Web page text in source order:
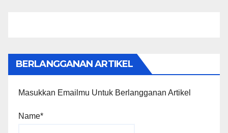
BERLANGGANAN ARTIKEL
Masukkan Emailmu Untuk Berlangganan Artikel
Name*